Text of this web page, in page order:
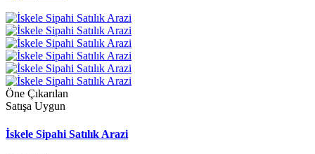
Öne Çıkarılan
Satışa Uygun
İskele Sipahi Satılık Arazi